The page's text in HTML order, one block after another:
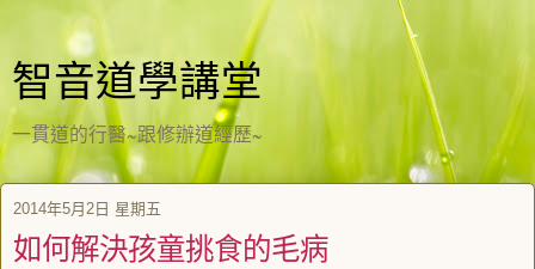
智音道學講堂
一貫道的行醫~跟修辦道經歷~
2014年5月2日 星期五
如何解決孩童挑食的毛病